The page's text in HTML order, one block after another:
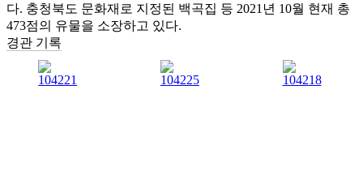
다. 충청북도 문화재로 지정된 백곡집 등 2021년 10월 현재 총
473점의 유물을 소장하고 있다.
경관 기록